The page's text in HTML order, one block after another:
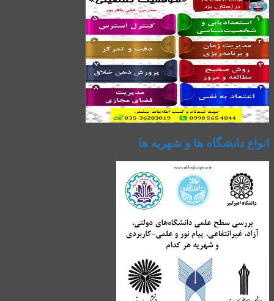
انواع دانشگاه ها و شهریه ها